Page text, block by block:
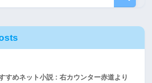
すめネット小説 : 右カウンター赤道より